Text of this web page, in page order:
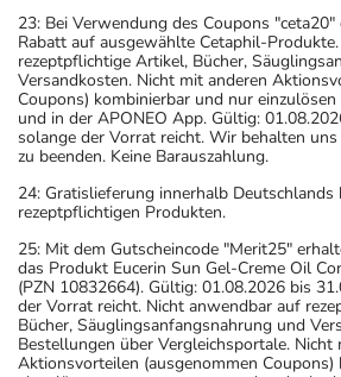
23: Bei Verwendung des Coupons
Rabatt auf ausgewählte Cetaphil-
rezeptpflichtige Artikel, Bücher,
Versandkosten. Nicht mit anderen
Coupons) kombinierbar und nur
und in der APONEO App. Gültig:
solange der Vorrat reicht. Wir behalten
zu beenden. Keine Barauszahlung.
24: Gratislieferung innerhalb
rezeptpflichtigen Produkten.
25: Mit dem Gutscheincode "Merit25"
das Produkt Eucerin Sun Gel-Creme Oil
(PZN 10832664). Gültig: 01.08.2026 bis
der Vorrat reicht. Nicht anwendbar auf
Bücher, Säuglingsanfangsnahrung und
Bestellungen über Vergleichsportale. Nicht
Aktionsvorteilen (ausgenommen